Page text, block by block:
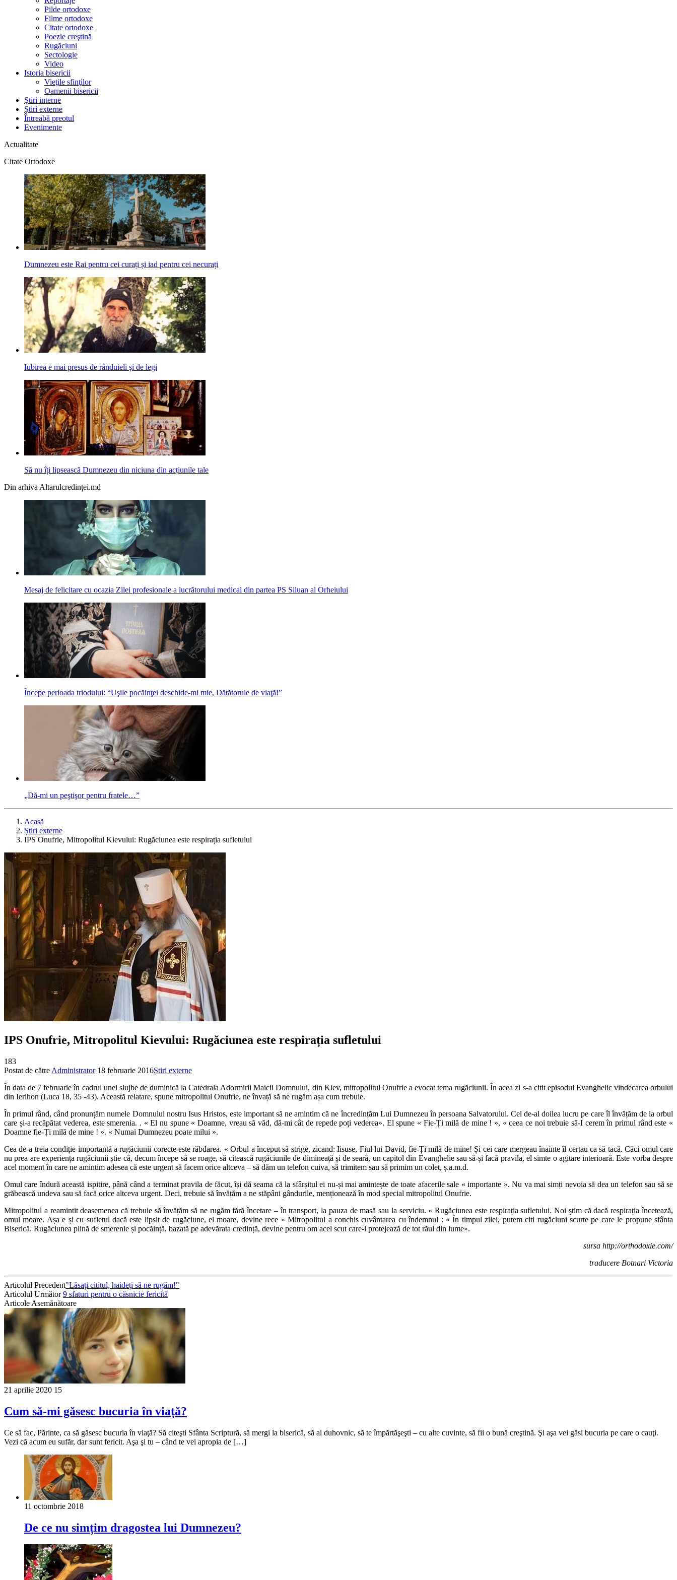
Pilde ortodoxe
Filme ortodoxe
Citate ortodoxe
Poezie creştină
Rugăciuni
Sectologie
Video
Istoria bisericii
Vieţile sfinţilor
Oamenii bisericii
Ştiri interne
Știri externe
Întreabă preotul
Evenimente
Actualitate
Citate Ortodoxe
Dumnezeu este Rai pentru cei curați și iad pentru cei necurați
Iubirea e mai presus de rânduieli şi de legi
Să nu îți lipsească Dumnezeu din niciuna din acțiunile tale
Din arhiva Altarulcredinței.md
Mesaj de felicitare cu ocazia Zilei profesionale a lucrătorului medical din partea PS Siluan al Orheiului
Începe perioada triodului: “Uşile pocăinţei deschide-mi mie, Dătătorule de viaţă!”
„Dă-mi un peştişor pentru fratele…”
Acasă
Știri externe
IPS Onufrie, Mitropolitul Kievului: Rugăciunea este respirația sufletului
IPS Onufrie, Mitropolitul Kievului: Rugăciunea este respirația sufletului
183
Postat de către Administrator 18 februarie 2016Știri externe
În data de 7 februarie în cadrul unei slujbe de duminică la Catedrala Adormirii Maicii Domnului, din Kiev, mitropolitul Onufrie a evocat tema rugăciunii. În acea zi s-a citit episodul Evanghelic vindecarea orbului
din Ierihon (Luca 18, 35 -43). Această relatare, spune mitropolitul Onufrie, ne învață să ne rugăm așa cum trebuie.
În primul rând, când pronunțăm numele Domnului nostru Isus Hristos, este important să ne amintim că ne încredințăm Lui Dumnezeu în persoana Salvatorului. Cel de-al doilea lucru pe care îl învățăm de la orbul
care și-a recăpătat vederea, este smerenia. . « El nu spune « Doamne, vreau să văd, dă-mi cât de repede poți vederea». El spune « Fie-Ți milă de mine ! », « ceea ce noi trebuie să-I cerem în primul rând este «
Doamne fie-Ți milă de mine ! ». « Numai Dumnezeu poate milui ».
Cea de-a treia condiție importantă a rugăciunii corecte este răbdarea. « Orbul a început să strige, zicand: Iisuse, Fiul lui David, fie-Ți milă de mine! Și cei care mergeau înainte îl certau ca să tacă. Căci omul care
nu prea are experiența rugăciunii știe că, decum începe să se roage, să citească rugăciunile de dimineață și de seară, un capitol din Evanghelie sau să-și facă pravila, el simte o agitare interioară. Este vorba despre
acel moment în care ne amintim adesea că este urgent să facem orice altceva – să dăm un telefon cuiva, să trimitem sau să primim un colet, ș.a.m.d.
Omul care îndură această ispitire, până când a terminat pravila de făcut, își dă seama că la sfârșitul ei nu-și mai amintește de toate afacerile sale « importante ». Nu va mai simți nevoia să dea un telefon sau să se
grăbească undeva sau să facă orice altceva urgent. Deci, trebuie să învățăm a ne stăpâni gândurile, menționează în mod special mitropolitul Onufrie.
Mitropolitul a reamintit deasemenea că trebuie să învățăm să ne rugăm fără încetare – în transport, la pauza de masă sau la serviciu. « Rugăciunea este respirația sufletului. Noi știm că dacă respirația încetează,
omul moare. Așa e și cu sufletul dacă este lipsit de rugăciune, el moare, devine rece » Mitropolitul a conchis cuvântarea cu îndemnul : « În timpul zilei, putem citi rugăciuni scurte pe care le propune sfânta
Biserică. Rugăciunea plină de smerenie și pocăință, bazată pe adevărata credință, devine pentru om acel scut care-l protejează de tot răul din lume».
sursa http://orthodoxie.com/
traducere Botnari Victoria
Articolul Precedent"Lăsați cititul, haideți să ne rugăm!"
Articolul Următor9 sfaturi pentru o căsnicie fericită
Articole Asemănătoare
21 aprilie 2020 15
Cum să-mi găsesc bucuria în viață?
Ce să fac, Părinte, ca să găsesc bucuria în viaţă? Să citeşti Sfânta Scriptură, să mergi la biserică, să ai duhovnic, să te împărtăşeşti – cu alte cuvinte, să fii o bună creştină. Şi aşa vei găsi bucuria pe care o cauţi.
Vezi că acum eu sufăr, dar sunt fericit. Aşa şi tu – când te vei apropia de […]
11 octombrie 2018
De ce nu simțim dragostea lui Dumnezeu?